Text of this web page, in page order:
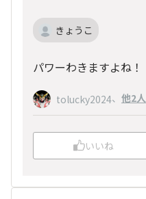
きょうこ
パワーわきますよね！
tolucky2024、 他2人
いいね